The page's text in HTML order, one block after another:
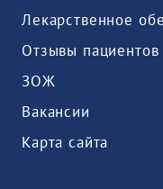
Лекарственное
Отзывы пациентов
ЗОЖ
Вакансии
Карта сайта